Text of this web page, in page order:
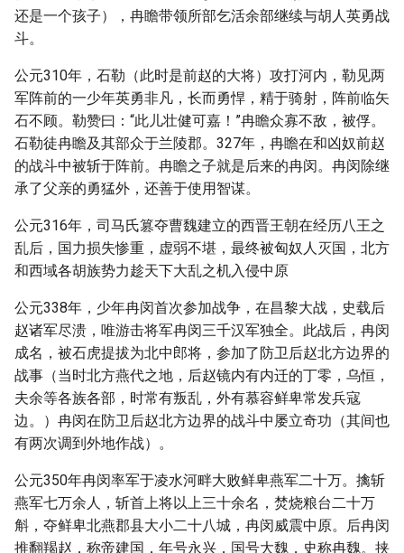
还是一个孩子），冉瞻带领所部乞活余部继续与胡人英勇战
斗。
公元310年，石勒（此时是前赵的大将）攻打河内，勒见两
军阵前的一少年英勇非凡，长而勇悍，精于骑射，阵前临矢
石不顾。勒赞曰：“此儿壮健可嘉！”冉瞻众寡不敌，被俘。
石勒徒冉瞻及其部众于兰陵郡。327年，冉瞻在和凶奴前赵
的战斗中被斩于阵前。冉瞻之子就是后来的冉闵。冉闵除继
承了父亲的勇猛外，还善于使用智谋。
公元316年，司马氏篡夺曹魏建立的西晋王朝在经历八王之
乱后，国力损失惨重，虚弱不堪，最终被匈奴人灭国，北方
和西域各胡族势力趁天下大乱之机入侵中原
公元338年，少年冉闵首次参加战争，在昌黎大战，史载后
赵诸军尽溃，唯游击将军冉闵三千汉军独全。此战后，冉闵
成名，被石虎提拔为北中郎将，参加了防卫后赵北方边界的
战事（当时北方燕代之地，后赵镜内有内迁的丁零，乌恒，
夫余等各族各部，时常有叛乱，外有慕容鲜卑常发兵寇
边。）冉闵在防卫后赵北方边界的战斗中屡立奇功（其间也
有两次调到外地作战）。
公元350年冉闵率军于凌水河畔大败鲜卑燕军二十万。擒斩
燕军七万余人，斩首上将以上三十余名，焚烧粮台二十万
斛，夺鲜卑北燕郡县大小二十八城，冉闵威震中原。后冉闵
推翻羯赵，称帝建国，年号永兴，国号大魏，史称冉魏。挟